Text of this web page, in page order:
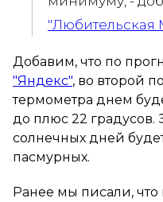
"Любительская
Добавим, что по
"Яндекс", во второй
термометра днем
до плюс 22 градусов.
солнечных дней
пасмурных.
Ранее мы писали, что